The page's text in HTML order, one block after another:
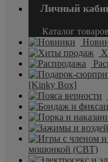
Личный
Каталог товаров
[Kinky Box]
мошонкой (CBT)